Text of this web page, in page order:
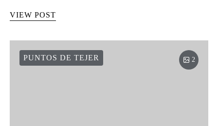
VIEW POST
PUNTOS DE TEJER 2